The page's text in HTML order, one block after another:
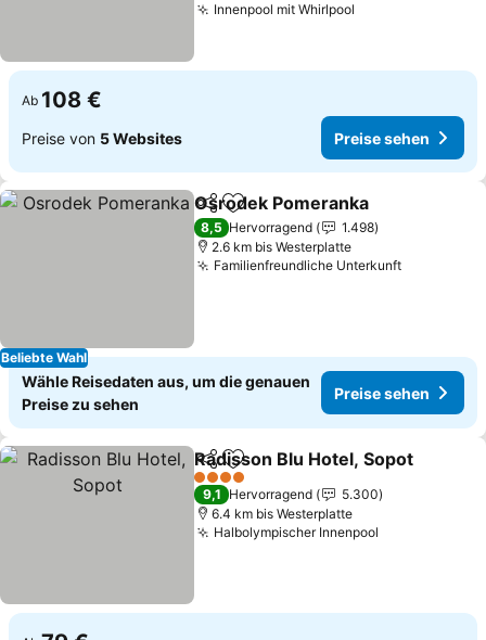
Innenpool mit Whirlpool
Ab 108 €
Preise von 5 Websites Preise sehen
Beliebte Wahl
TeilenZu Favoriten hinzufügen
Osrodek Pomeranka
8,5 Hervorragend
1.498
2.6 km bis Westerplatte
Familienfreundliche Unterkunft
Wähle Reisedaten aus, um die genauen
Preise zu sehen
Preise sehen
TeilenZu Favoriten hinzufügen
Radisson Blu Hotel, Sopot
4 Sterne
9,1 Hervorragend
5.300
6.4 km bis Westerplatte
Halbolympischer Innenpool